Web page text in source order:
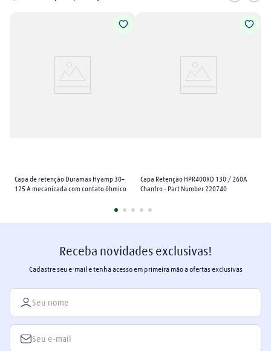
Capa de retenção Duramax Hyamp 30–
125 A mecanizada com contato ôhmico
Capa Retenção HPR400XD 130 / 260A
Chanfro - Part Number 220740
Receba novidades exclusivas!
Cadastre seu e-mail e tenha acesso em primeira mão a ofertas exclusivas